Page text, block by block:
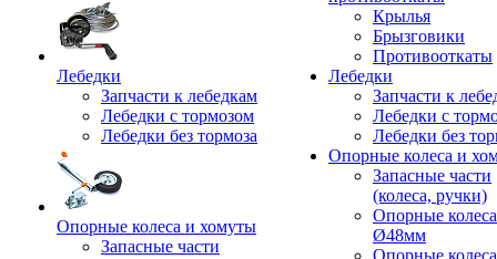
Лебедки
Запчасти к лебедкам
Лебедки с тормозом
Лебедки без тормоза
Опорные колеса и хомуты
Запасные части
Крылья
Брызговики
Противооткаты
Лебедки
Запчасти к
Лебедки с
Лебедки без
Опорные колеса и
Запасные части
(колеса, ручки)
Опорные колеса
Ø48мм
Опорные колеса